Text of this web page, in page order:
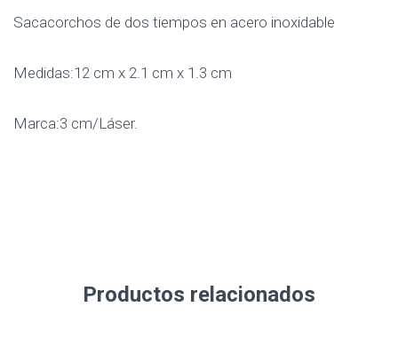
Sacacorchos de dos tiempos en acero inoxidable
Medidas:12 cm x 2.1 cm x 1.3 cm
Marca:3 cm/Láser.
Productos relacionados